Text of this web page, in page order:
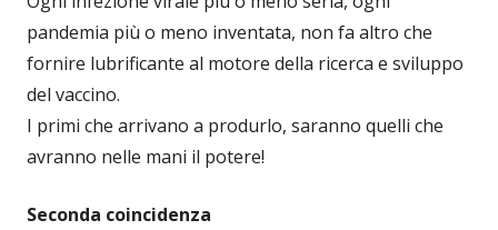
pandemia più o meno inventata, non fa altro che
fornire lubrificante al motore della ricerca e sviluppo
del vaccino.
I primi che arrivano a produrlo, saranno quelli che
avranno nelle mani il potere!
Seconda coincidenza